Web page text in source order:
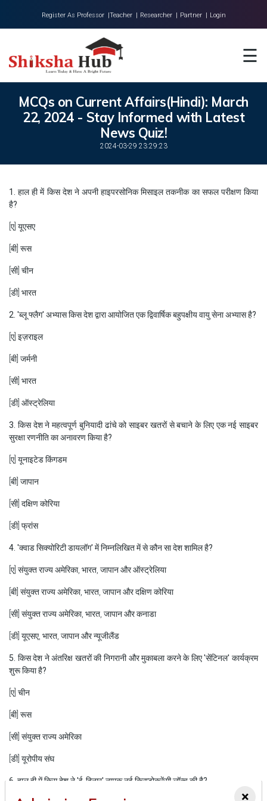
Register As Professor |Teacher | Researcher | Partner | Login
☰
About Us
Universities
Colleges
Contact
MCQs on Current Affairs(Hindi): March
22, 2024 - Stay Informed with Latest
News Quiz!
2024-03-29 23:29:23
1. हाल ही में किस देश ने अपनी हाइपरसोनिक मिसाइल तकनीक का सफल परीक्षण किया
है?
[ए] यूएसए
[बी] रूस
[सी] चीन
[डी] भारत
2. 'ब्लू फ्लैग' अभ्यास किस देश द्वारा आयोजित एक द्विवार्षिक बहुपक्षीय वायु सेना अभ्यास है?
[ए] इज़राइल
[बी] जर्मनी
[सी] भारत
[डी] ऑस्ट्रेलिया
3. किस देश ने महत्वपूर्ण बुनियादी ढांचे को साइबर खतरों से बचाने के लिए एक नई साइबर
सुरक्षा रणनीति का अनावरण किया है?
[ए] यूनाइटेड किंगडम
[बी] जापान
[सी] दक्षिण कोरिया
[डी] फ्रांस
4. 'क्वाड सिक्योरिटी डायलॉग' में निम्नलिखित में से कौन सा देश शामिल है?
[ए] संयुक्त राज्य अमेरिका, भारत, जापान और ऑस्ट्रेलिया
[बी] संयुक्त राज्य अमेरिका, भारत, जापान और दक्षिण कोरिया
[सी] संयुक्त राज्य अमेरिका, भारत, जापान और कनाडा
[डी] यूएसए, भारत, जापान और न्यूजीलैंड
5. किस देश ने अंतरिक्ष खतरों की निगरानी और मुकाबला करने के लिए 'सेंटिनल' कार्यक्रम
शुरू किया है?
[ए] चीन
[बी] रूस
[सी] संयुक्त राज्य अमेरिका
[डी] यूरोपीय संघ
6. हाल ही में किस देश ने 'ई-दिनार' नामक नई क्रिप्टोकरेंसी लॉन्च की है?
×